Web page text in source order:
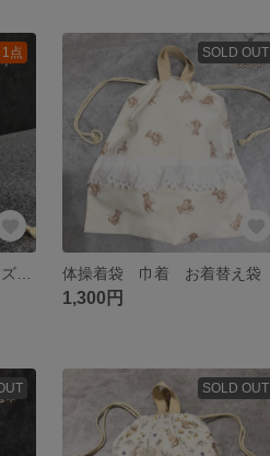
点
おむつポーチ ベビーグッズ おむつケース お尻拭きケース おむつ巾着
SOLD OUT
体操着袋 巾着 お着替え袋
1,300円
SOLD OUT